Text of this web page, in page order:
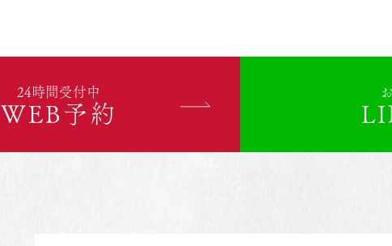
24時間受付中
WEB予約